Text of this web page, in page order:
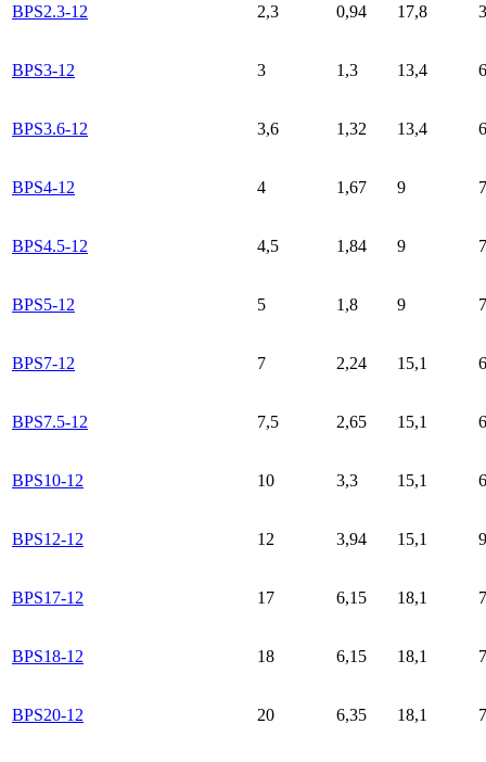
BPS2.3-12 2,3 0,94 17,8
BPS3-12 3 1,3 13,4
BPS3.6-12 3,6 1,32 13,4
BPS4-12 4 1,67 9 7
BPS4.5-12 4,5 1,84 9 7
BPS5-12 5 1,8 9 7
BPS7-12 7 2,24 15,1
BPS7.5-12 7,5 2,65 15,1
BPS10-12 10 3,3 15,1
BPS12-12 12 3,94 15,1
BPS17-12 17 6,15 18,1
BPS18-12 18 6,15 18,1
BPS20-12 20 6,35 18,1